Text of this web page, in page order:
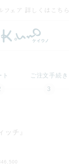
フェア 詳しくはこちら
ト ご注文手続き
ッチ』
マーク